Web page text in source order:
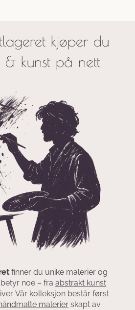
kjøper du
& kunst på nett
finner du unike malerier og
noe – fra abstrakt kunst
Vår kolleksjon består først
malerier skapt av